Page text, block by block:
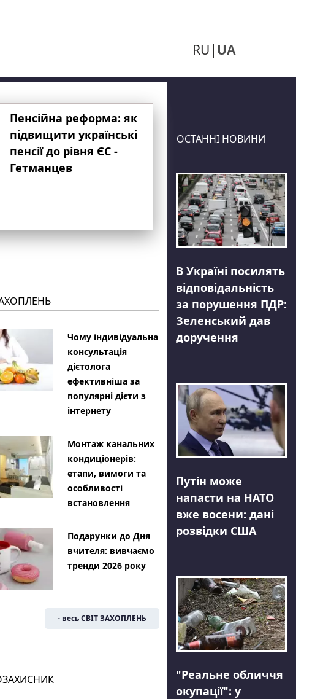
RU UA
Пенсійна реформа: як
підвищити українські
пенсії до рівня ЄС -
Гетманцев
Чому індивідуальна
консультація
дієтолога
ефективніша за
популярні дієти з
інтернету
Монтаж канальних
кондиціонерів:
етапи, вимоги та
особливості
встановлення
Подарунки до Дня
вчителя: вивчаємо
тренди 2026 року
- весь СВІТ ЗАХОПЛЕНЬ
ОСТАННІ НОВИНИ
В Україні посилять
відповідальність
за порушення ПДР:
Зеленський дав
доручення
Путін може
напасти на НАТО
вже восени: дані
розвідки США
"Реальне обличчя
окупації": у